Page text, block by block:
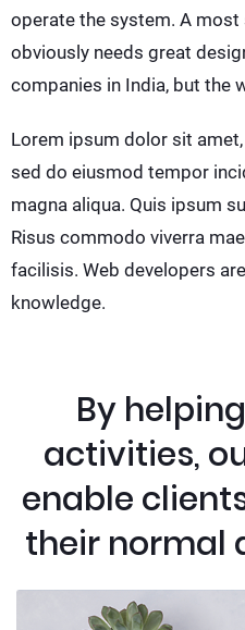
operate the system. A
obviously needs great
companies in India, but the
Lorem ipsum dolor sit
sed do eiusmod tempor
magna aliqua. Quis ipsum
Risus commodo viverra
facilisis. Web developers
knowledge.
By
activities,
enable
their normal